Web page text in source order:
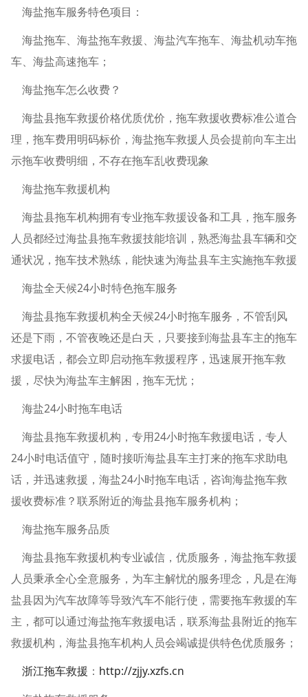
海盐拖车服务特色项目：
海盐拖车、海盐拖车救援、海盐汽车拖车、海盐机动车拖
车、海盐高速拖车；
海盐拖车怎么收费？
海盐县拖车救援价格优质优价，拖车救援收费标准公道合
理，拖车费用明码标价，海盐拖车救援人员会提前向车主出
示拖车收费明细，不存在拖车乱收费现象
海盐拖车救援机构
海盐县拖车机构拥有专业拖车救援设备和工具，拖车服务
人员都经过海盐县拖车救援技能培训，熟悉海盐县车辆和交
通状况，拖车技术熟练，能快速为海盐县车主实施拖车救援
海盐全天候24小时特色拖车服务
海盐县拖车救援机构全天候24小时拖车服务，不管刮风
还是下雨，不管夜晚还是白天，只要接到海盐县车主的拖车
求援电话，都会立即启动拖车救援程序，迅速展开拖车救
援，尽快为海盐车主解困，拖车无忧；
海盐24小时拖车电话
海盐县拖车救援机构，专用24小时拖车救援电话，专人
24小时电话值守，随时接听海盐县车主打来的拖车求助电
话，并迅速救援，海盐24小时拖车电话，咨询海盐拖车救
援收费标准？联系附近的海盐县拖车服务机构；
海盐拖车服务品质
海盐县拖车救援机构专业诚信，优质服务，海盐拖车救援
人员秉承全心全意服务，为车主解忧的服务理念，凡是在海
盐县因为汽车故障等导致汽车不能行使，需要拖车救援的车
主，都可以通过海盐拖车救援电话，联系海盐县附近的拖车
救援机构，海盐县拖车机构人员会竭诚提供特色优质服务；
浙江拖车救援 ： http://zjjy.xzfs.cn